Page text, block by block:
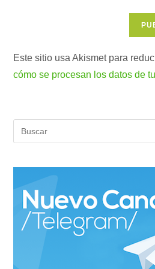
Este sitio usa Akismet para
cómo se procesan los datos de